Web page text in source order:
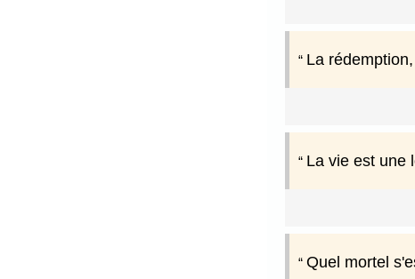
La
La vie est une
Quel mortel